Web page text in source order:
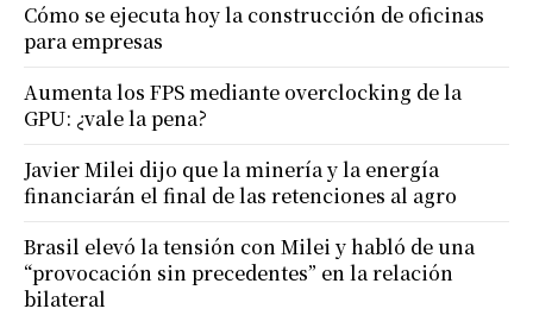
Cómo se ejecuta hoy la construcción de oficinas
para empresas
Aumenta los FPS mediante overclocking de la
GPU: ¿vale la pena?
Javier Milei dijo que la minería y la energía
financiarán el final de las retenciones al agro
Brasil elevó la tensión con Milei y habló de una
“provocación sin precedentes” en la relación
bilateral